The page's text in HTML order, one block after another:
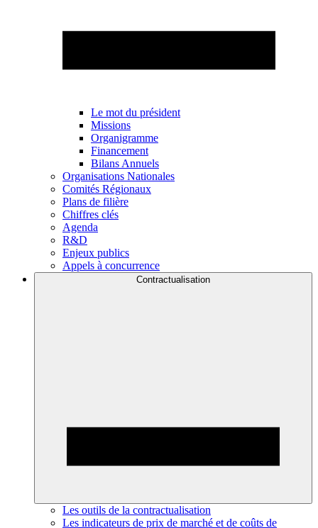
Le mot du président
Missions
Organigramme
Financement
Bilans Annuels
Organisations Nationales
Comités Régionaux
Plans de filière
Chiffres clés
Agenda
R&D
Enjeux publics
Appels à concurrence
Contractualisation
Les outils de la contractualisation
Les indicateurs de prix de marché et de coûts de